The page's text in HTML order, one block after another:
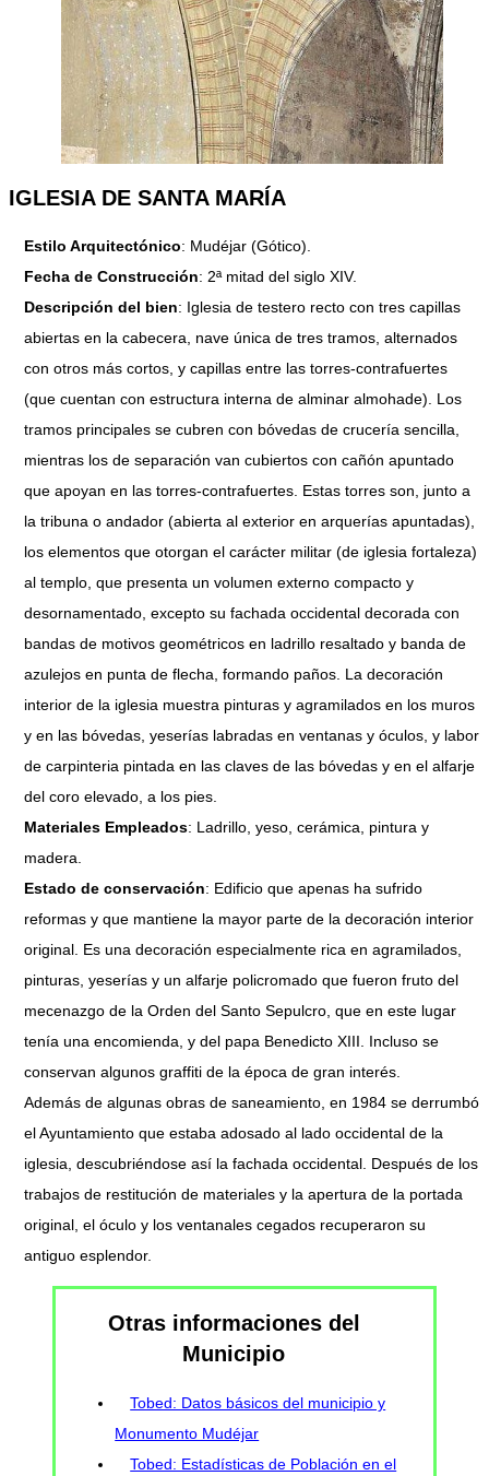
IGLESIA DE SANTA MARÍA
Estilo Arquitectónico: Mudéjar (Gótico).
Fecha de Construcción: 2ª mitad del siglo XIV.
Descripción del bien: Iglesia de testero recto con tres capillas
abiertas en la cabecera, nave única de tres tramos, alternados
con otros más cortos, y capillas entre las torres-contrafuertes
(que cuentan con estructura interna de alminar almohade). Los
tramos principales se cubren con bóvedas de crucería sencilla,
mientras los de separación van cubiertos con cañón apuntado
que apoyan en las torres-contrafuertes. Estas torres son, junto a
la tribuna o andador (abierta al exterior en arquerías apuntadas),
los elementos que otorgan el carácter militar (de iglesia fortaleza)
al templo, que presenta un volumen externo compacto y
desornamentado, excepto su fachada occidental decorada con
bandas de motivos geométricos en ladrillo resaltado y banda de
azulejos en punta de flecha, formando paños. La decoración
interior de la iglesia muestra pinturas y agramilados en los muros
y en las bóvedas, yeserías labradas en ventanas y óculos, y labor
de carpinteria pintada en las claves de las bóvedas y en el alfarje
del coro elevado, a los pies.
Materiales Empleados: Ladrillo, yeso, cerámica, pintura y
madera.
Estado de conservación: Edificio que apenas ha sufrido
reformas y que mantiene la mayor parte de la decoración interior
original. Es una decoración especialmente rica en agramilados,
pinturas, yeserías y un alfarje policromado que fueron fruto del
mecenazgo de la Orden del Santo Sepulcro, que en este lugar
tenía una encomienda, y del papa Benedicto XIII. Incluso se
conservan algunos graffiti de la época de gran interés.
Además de algunas obras de saneamiento, en 1984 se derrumbó
el Ayuntamiento que estaba adosado al lado occidental de la
iglesia, descubriéndose así la fachada occidental. Después de los
trabajos de restitución de materiales y la apertura de la portada
original, el óculo y los ventanales cegados recuperaron su
antiguo esplendor.
Otras informaciones del
Municipio
Tobed: Datos básicos del municipio y
Monumento Mudéjar
Tobed: Estadísticas de Población en el